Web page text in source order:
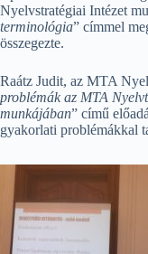
Nyelvstratégiai Intézet
terminológia” címmel
összegezte.
Raátz Judit, az MTA
problémák az MTA
munkájában” című
gyakorlati problémákkal